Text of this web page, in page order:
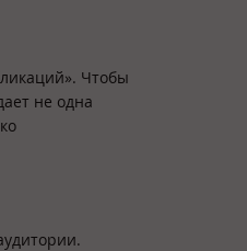
Чтобы
не одна